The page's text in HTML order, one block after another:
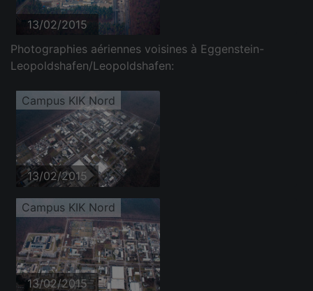
13/02/2015
Photographies aériennes voisines à Eggenstein-
Leopoldshafen/Leopoldshafen:
Campus KIK Nord
13/02/2015
Campus KIK Nord
13/02/2015